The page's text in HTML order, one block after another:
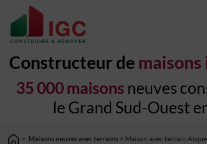
Constructeur de
35 000 maisons neuves
le Grand Sud-Ouest
> Maisons neuves avec terrains > Maison avec terrain